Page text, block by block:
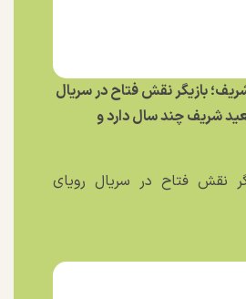
بازیگر نقش فتاح در سریال
شریف چند سال دارد و
نقش فتاح در سریال رویای